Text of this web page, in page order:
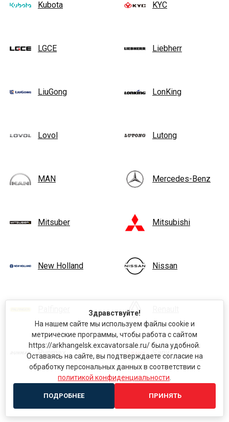
Kubota KYC
LGCE Liebherr
LiuGong LonKing
Lovol Lutong
MAN Mercedes-Benz
Mitsuber Mitsubishi
New Holland Nissan
Runmax Sany
Scania SDLG
Здравствуйте!
На нашем сайте мы используем файлы cookie и
метрические программы, чтобы работа с сайтом
https://arkhangelsk.excavatorsale.ru/ была удобной.
Оставаясь на сайте, вы подтверждаете согласие на
обработку персональных данных в соответствии с
политикой конфиденциальности
ПОДРОБНЕЕ ПРИНЯТЬ